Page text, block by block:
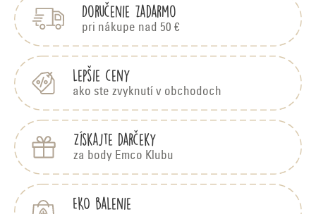
Doručenie zadarmo
pri nákupe nad 50 €
Lepšie ceny
ako ste zvyknutí v obchodoch
Získajte darčeky
za body Emco Klubu
EKO balenie